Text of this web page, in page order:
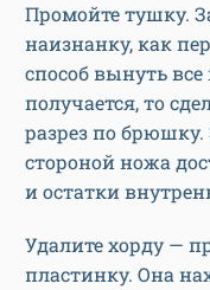
Промойте тушку.
наизнанку, как
способ вынуть
получается, то
разрез по
стороной ножа
и остатки
Удалите хорду —
пластинку. Она